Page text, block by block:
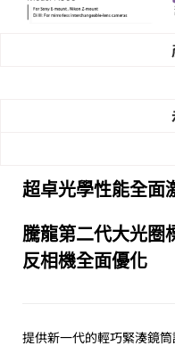
超卓光學性能全面
騰龍第二代大光圈
反相機全面優化
提供新一代的輕巧緊湊鏡